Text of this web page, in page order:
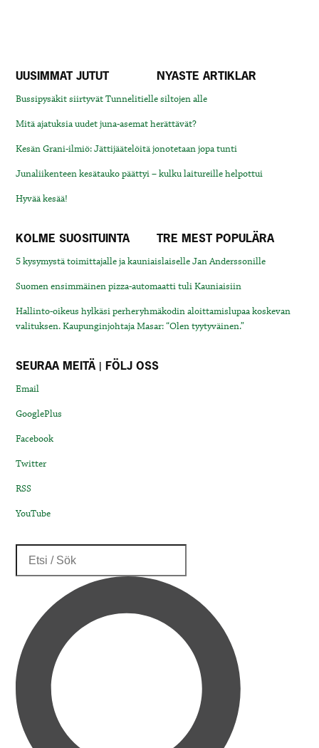
UUSIMMAT JUTUT NYASTE ARTIKLAR
Bussipysäkit siirtyvät Tunnelitielle siltojen alle
Mitä ajatuksia uudet juna-asemat herättävät?
Kesän Grani-ilmiö: Jättijäätelöitä jonotetaan jopa tunti
Junaliikenteen kesätauko päättyi – kulku laitureille helpottui
Hyvää kesää!
KOLME SUOSITUINTA TRE MEST POPULÄRA
5 kysymystä toimittajalle ja kauniaislaiselle Jan Anderssonille
Suomen ensimmäinen pizza-automaatti tuli Kauniaisiin
Hallinto-oikeus hylkäsi perheryhmäkodin aloittamislupaa koskevan
valituksen. Kaupunginjohtaja Masar: “Olen tyytyväinen.”
SEURAA MEITÄ | FÖLJ OSS
Email
GooglePlus
Facebook
Twitter
RSS
YouTube